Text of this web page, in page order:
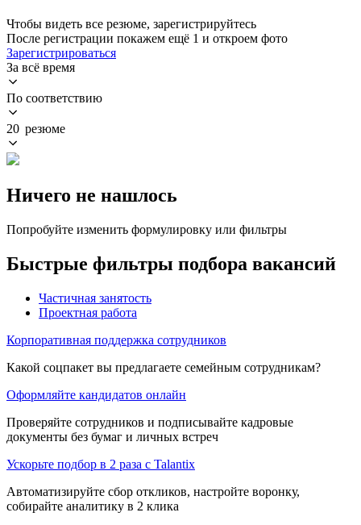
Чтобы видеть все резюме, зарегистрируйтесь
После регистрации покажем ещё 1 и откроем фото
Зарегистрироваться
За всё время
По соответствию
20 резюме
Ничего не нашлось
Попробуйте изменить формулировку или фильтры
Быстрые фильтры подбора вакансий
Частичная занятость
Проектная работа
Корпоративная поддержка сотрудников
Какой соцпакет вы предлагаете семейным сотрудникам?
Оформляйте кандидатов онлайн
Проверяйте сотрудников и подписывайте кадровые
документы без бумаг и личных встреч
Ускорьте подбор в 2 раза с Talantix
Автоматизируйте сбор откликов, настройте воронку,
собирайте аналитику в 2 клика